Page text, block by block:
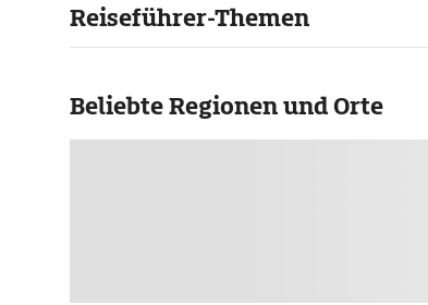
Reiseführer-Themen
Beliebte Regionen und Orte